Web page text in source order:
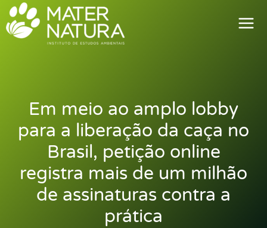
para
Em meio ao amplo lobby
para a liberação da caça no
Brasil, petição online
registra mais de um milhão
de assinaturas contra a
prática